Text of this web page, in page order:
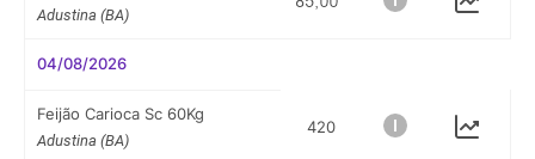
Adustina (BA)
04/08/2026
Feijão Carioca Sc 60Kg
Adustina (BA)
420